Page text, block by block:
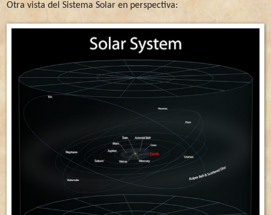
Otra vista del Sistema Solar en perspectiva: